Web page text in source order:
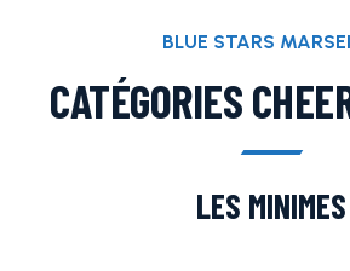
BLUE STARS
CATÉGORIES
LES MINIMES